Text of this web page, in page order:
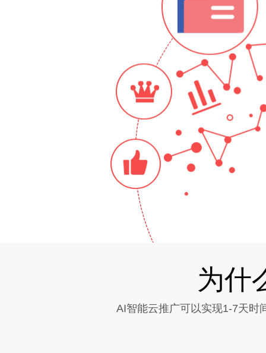
为什
AI智能云推广可以实现1-7天时